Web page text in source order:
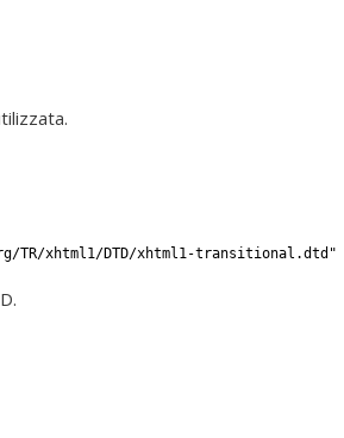
TR/xhtml1/DTD/xhtml1-transitional.dtd"